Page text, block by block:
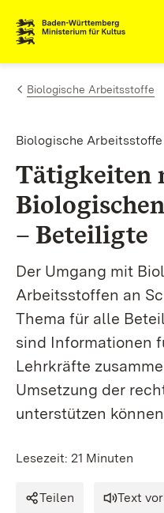
Zum Inhalt springen
Link zur Startseite
Biologische Arbeitsstoffe
Biologische Arbeitsstoffe
Tätigkeiten
– Beteiligte
Der Umgang mit
Arbeitsstoffen an
Thema für alle
sind Informationen
Lehrkräfte
Umsetzung der
unterstützen
Lesezeit: 21 Minuten
Teilen Text